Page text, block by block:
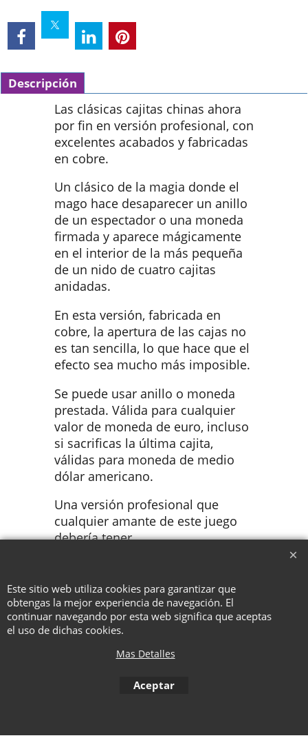
Descripción
Las clásicas cajitas chinas ahora
por fin en versión profesional, con
excelentes acabados y fabricadas
en cobre.
Un clásico de la magia donde el
mago hace desaparecer un anillo
de un espectador o una moneda
firmada y aparece mágicamente
en el interior de la más pequeña
de un nido de cuatro cajitas
anidadas.
En esta versión, fabricada en
cobre, la apertura de las cajas no
es tan sencilla, lo que hace que el
efecto sea mucho más imposible.
Se puede usar anillo o moneda
prestada. Válida para cualquier
valor de moneda de euro, incluso
si sacrificas la última cajita,
válidas para moneda de medio
dólar americano.
Una versión profesional que
cualquier amante de este juego
debería tener.
To create online store ShopFactory eCommerce software was used.
Este sitio web utiliza cookies para garantizar que
obtengas la mejor experiencia de navegación. El
continuar navegando por esta web significa que aceptas
el uso de dichas cookies.
Mas Detalles
Aceptar